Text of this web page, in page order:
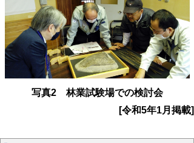
写真2林業試験場での検討会
[令和5年1月掲載]